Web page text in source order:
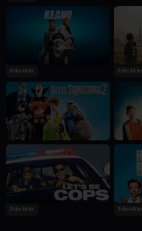
Från 49 kr Från 55 kr
Från 49 kr Från 49 kr